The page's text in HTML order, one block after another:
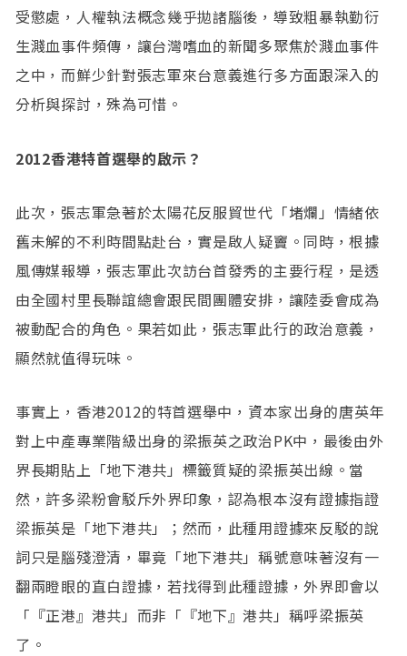
受懲處，人權執法概念幾乎拋諸腦後，導致粗暴執勤衍
生濺血事件頻傳，讓台灣嗜血的新聞多聚焦於濺血事件
之中，而鮮少針對張志軍來台意義進行多方面跟深入的
分析與探討，殊為可惜。
2012香港特首選舉的啟示？
此次，張志軍急著於太陽花反服貿世代「堵爛」情緒依
舊未解的不利時間點赴台，實是啟人疑竇。同時，根據
風傳媒報導，張志軍此次訪台首發秀的主要行程，是透
由全國村里長聯誼總會跟民間團體安排，讓陸委會成為
被動配合的角色。果若如此，張志軍此行的政治意義，
顯然就值得玩味。
事實上，香港2012的特首選舉中，資本家出身的唐英年
對上中產專業階級出身的梁振英之政治PK中，最後由外
界長期貼上「地下港共」標籤質疑的梁振英出線。當
然，許多梁粉會駁斥外界印象，認為根本沒有證據指證
梁振英是「地下港共」；然而，此種用證據來反駁的說
詞只是腦殘澄清，畢竟「地下港共」稱號意味著沒有一
翻兩瞪眼的直白證據，若找得到此種證據，外界即會以
「『正港』港共」而非「『地下』港共」稱呼梁振英
了。